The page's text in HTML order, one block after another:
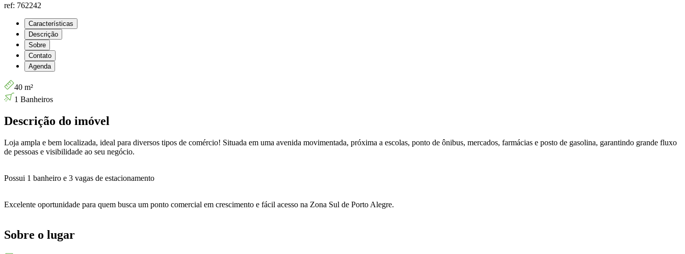
ref: 762242
Características
Descrição
Sobre
Contato
Agenda
40 m²
1 Banheiros
Descrição do imóvel
Loja ampla e bem localizada, ideal para diversos tipos de comércio! Situada em uma avenida movimentada, próxima a escolas, ponto de ônibus, mercados, farmácias e posto de gasolina, garantindo grande fluxo
de pessoas e visibilidade ao seu negócio.
Possui 1 banheiro e 3 vagas de estacionamento
Excelente oportunidade para quem busca um ponto comercial em crescimento e fácil acesso na Zona Sul de Porto Alegre.
Sobre o lugar